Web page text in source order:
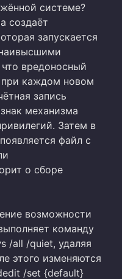
системе?
создаёт
запускается
вредоносный
при каждом новом
запись
механизма
Затем в
файл с
о сборе
возможности
команду
/all /quiet, удаляя
этого изменяются
/set {default}